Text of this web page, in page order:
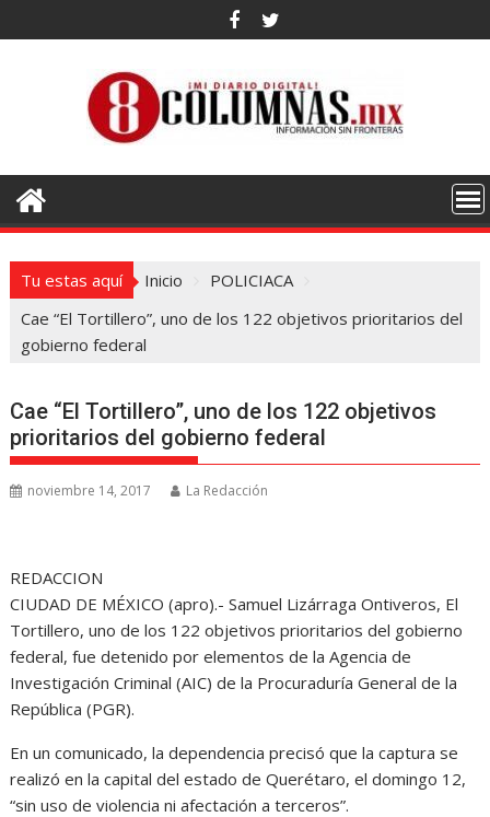
al
Tu estas aquí Inicio
POLICIACA
Cae “El Tortillero”, uno de los 122 objetivos prioritarios del
gobierno federal
Cae “El Tortillero”, uno de los 122 objetivos
prioritarios del gobierno federal
noviembre 14, 2017 La Redacción
REDACCION
CIUDAD DE MÉXICO (apro).- Samuel Lizárraga Ontiveros, El
Tortillero, uno de los 122 objetivos prioritarios del gobierno
federal, fue detenido por elementos de la Agencia de
Investigación Criminal (AIC) de la Procuraduría General de la
República (PGR).
En un comunicado, la dependencia precisó que la captura se
realizó en la capital del estado de Querétaro, el domingo 12,
“sin uso de violencia ni afectación a terceros”.